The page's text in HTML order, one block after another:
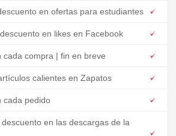
en ofertas para estudiantes
en likes en Facebook
cada compra | fin en breve
calientes en Zapatos
cada pedido
en las descargas de la